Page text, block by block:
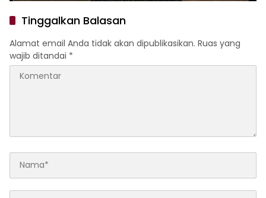
Tinggalkan Balasan
Alamat email Anda tidak akan dipublikasikan. Ruas yang
wajib ditandai *